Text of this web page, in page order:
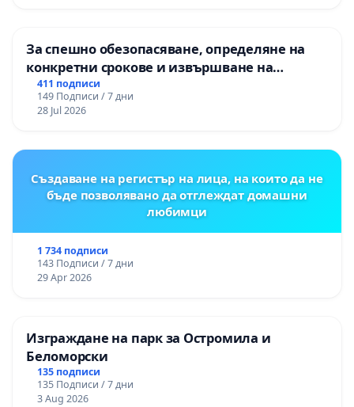
За спешно обезопасяване, определяне на
конкретни срокове и извършване на
цялостна рехабилитация на
републиканския път между пътен възел АМ
„Тракия“ - гр. Ихтиман - с. Мирово - к.к.
411 подписи
149 Подписи / 7 дни
28 Jul 2026
Създаване на регистър на лица, на които да не
бъде позволявано да отглеждат домашни
любимци
1 734 подписи
143 Подписи / 7 дни
29 Apr 2026
Изграждане на парк за Остромила и
Беломорски
135 подписи
135 Подписи / 7 дни
3 Aug 2026